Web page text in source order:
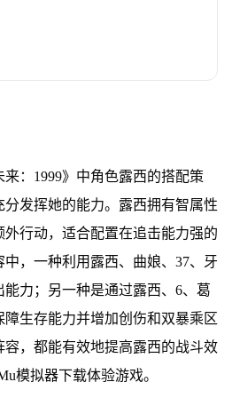
：1999》中角色露西的搭配策
发挥她的能力。露西拥有智属性
行动，适合配置在追击能力强的
，一种利用露西、曲娘、37、牙
力；另一种是通过露西、6、葛
障生存能力并增加创伤和双暴乘区
，都能有效地提高露西的战斗效
模拟器下载体验游戏。